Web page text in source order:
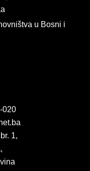
u Bosni i
020
1,